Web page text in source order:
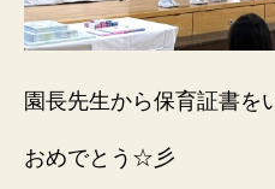
園長先生から保育証書を
おめでとう☆彡